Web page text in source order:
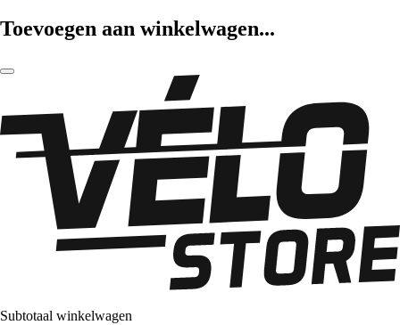
Toevoegen aan winkelwagen...
Subtotaal winkelwagen